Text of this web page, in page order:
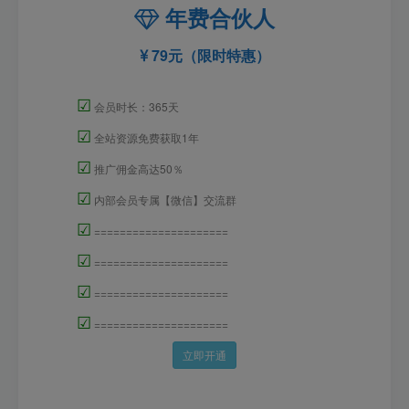
年费合伙人
79元（限时特惠）
☑ 会员时长：365天
☑ 全站资源免费获取1年
☑ 推广佣金高达50％
☑ 内部会员专属【微信】交流群
☑ =====================
☑ =====================
☑ =====================
☑ =====================
立即开通